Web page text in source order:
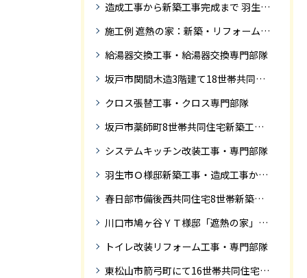
造成工事から新築工事完成まで 羽生市Ｓ様邸新築工事・
施工例 遮熱の家：新築・リフォーム ドローンにて空撮
給湯器交換工事・給湯器交換専門部隊
坂戸市関間木造3階建て18世帯共同住宅の完成迄紹介
クロス張替工事・クロス専門部隊
坂戸市薬師町8世帯共同住宅新築工事完成迄の紹介です
システムキッチン改装工事・専門部隊
羽生市Ｏ様邸新築工事・造成工事から住宅完成までの紹介
春日部市備後西共同住宅8世帯新築工事完成迄の紹介です。
川口市鳩ヶ谷ＹＴ様邸「遮熱の家」工事状況
トイレ改装リフォーム工事・専門部隊
東松山市箭弓町にて16世帯共同住宅新築工事完成迄の紹介です。